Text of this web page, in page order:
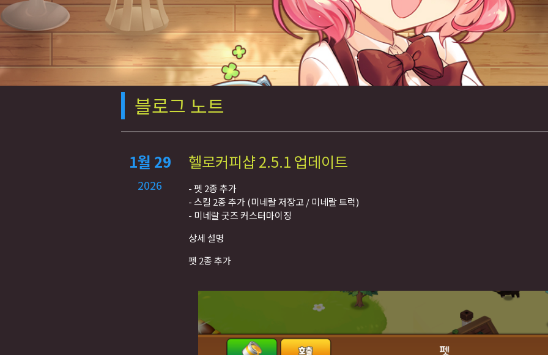
블로그 노트
1월 29
2026
헬로커피샵 2.5.1 업데이트
- 펫 2종 추가
- 스킬 2종 추가 (미네랄 저장고 / 미네랄 트럭)
- 미네랄 굿즈 커스터마이징
상세 설명
펫 2종 추가